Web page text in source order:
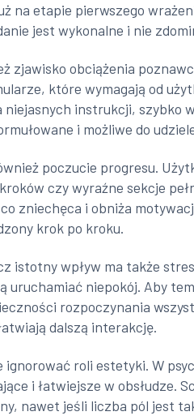
na etapie pierwszego
jest wykonalne i nie
zjawisko obciążenia
które wymagają od
instrukcji, szybko
i możliwe do
poczucie progresu.
czy wyraźne sekcje
co zniechęca i obniża
krok po kroku.
istotny wpływ ma także
uruchamiać niepokój. Aby
rozpoczynania
dalszą interakcję.
ignorować roli estetyki. W
i łatwiejsze w
nawet jeśli liczba pól jest